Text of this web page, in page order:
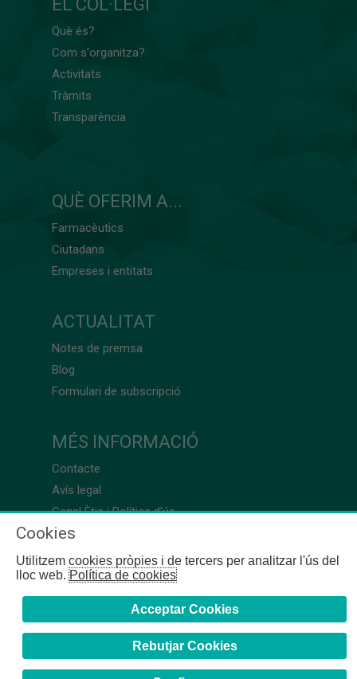
EL COL·LEGI
Què és?
Com s'organitza?
Activitats
Tràmits
Transparència
QUÈ OFERIM A...
Farmacèutics
Ciutadans
Empreses i entitats
ACTUALITAT
Notes de premsa
Blog
Formulari de subscripció
MÉS INFORMACIÓ
Contacte
Avís legal
Canal Ètic i Política d’ús
Cookies
Utilitzem cookies pròpies i de tercers per analitzar l'ús del
lloc web.Política de cookies
Acceptar Cookies
Rebutjar Cookies